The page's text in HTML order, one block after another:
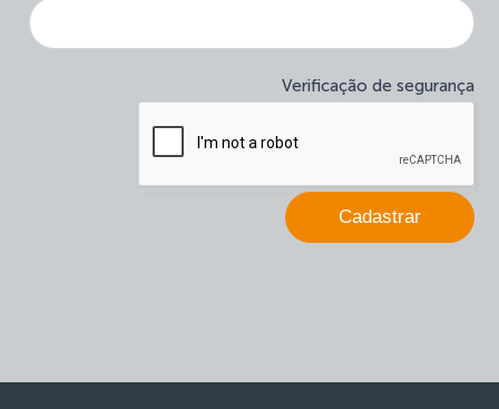
newsletter
Verificação de segurança
Cadastrar
é
humano,
este
campo
branco.